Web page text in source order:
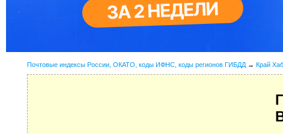
Почтовые индексы России, ОКАТО, коды ИФНС, коды регионов ГИБДД → Край